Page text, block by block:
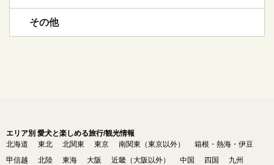
その他
エリア別 愛犬と楽しめる旅行/観光情報
北海道
東北 北関東 東京 南関東（東京以外）
箱根・熱海・伊豆
甲信越
北陸 東海 大阪 近畿（大阪以外） 中国 四国
九州